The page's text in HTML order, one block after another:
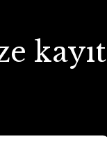
kayıt